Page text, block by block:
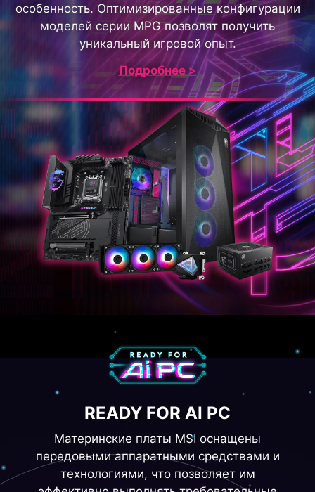
особенность. Оптимизированные конфигурации
моделей серии MPG позволят получить
уникальный игровой опыт.
Подробнее >
READY FOR AI PC
Материнские платы MSI оснащены
передовыми аппаратными средствами и
технологиями, что позволяет им